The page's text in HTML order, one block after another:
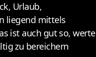
Urlaub,
liegend mittels
ist auch gut so, werte
zu bereichern